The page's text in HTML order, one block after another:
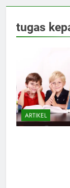
tugas
ARTIKEL